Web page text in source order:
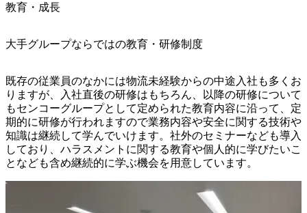
教育・成長
大手グループならではの教育・研修制度
既存の従業員のなかには物流未経験からの中途入社も多くお
りますが、入社直後の研修はもちろん、以降の研修について
もセンコーグループとして定められた教育内容に沿って、定
期的に研修が行われますので業務内容や安全に関する技術や
知識は継続して学んでいけます。社外のセミナーなども導入
しており、ハラスメントに関する教育や個人的に学びたいこ
となども含め継続的に学ぶ機会を用意しています。